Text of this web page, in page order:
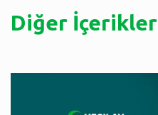
Diğer İçerikler